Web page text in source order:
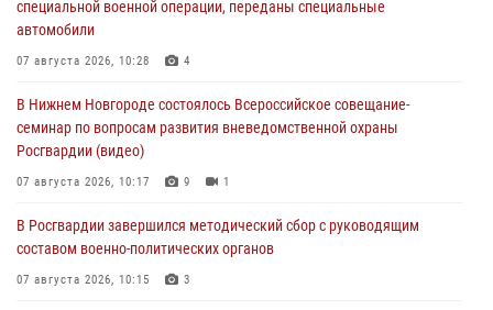
специальной военной операции, переданы специальные
автомобили
07 августа 2026, 10:28 4
В Нижнем Новгороде состоялось Всероссийское совещание-
семинар по вопросам развития вневедомственной охраны
Росгвардии (видео)
07 августа 2026, 10:17 9 1
В Росгвардии завершился методический сбор с руководящим
составом военно-политических органов
07 августа 2026, 10:15 3